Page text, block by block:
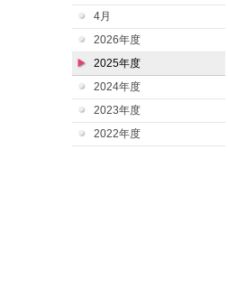
4月
2026年度
2025年度
2024年度
2023年度
2022年度